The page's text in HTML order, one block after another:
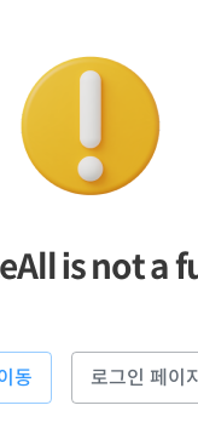
is not a
동 로그인 페이